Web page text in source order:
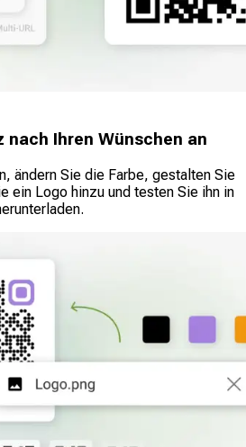
nach Ihren Wünschen an
ändern Sie die Farbe, gestalten Sie
ein Logo hinzu und testen Sie ihn in